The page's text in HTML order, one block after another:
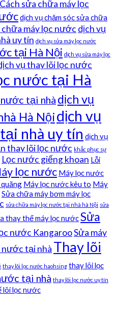
Cách sửa chữa máy lọc
dịch vụ chăm sóc sửa chữa
chữa máy lọc nước dịch vụ
uy tín dịch vụ sửa máy lọc nước
tại Hà Nội dịch vụ sửa máy lọc
vụ thay lõi lọc nước
nước tại Hà
tại nhà dịch vụ
Hà Nộidịch vụ
nhà uy tín dịch vụ
thay lõi lọc nước khắc phục sự
Lọc nước giếng khoan Lỗi
lọc nước Máy lọc nước
Máy lọc nước kêu to Máy
Sửa chữa máy bơm máy lọc
sửa chữa máy lọc nước tại nhà hà Nội sửa
thay thế máy lọc nướcSửa
nước KangarooSửa máy
nước tại nhà Thay lõi
thay lõi lọc nước haohsing thay lõi lọc
tại nhà thay lõi lọc nước uy tín
lõi lọc nước